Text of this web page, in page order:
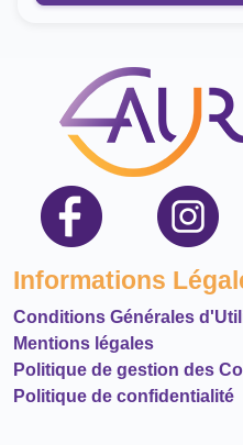
Informations
Conditions Générales
Mentions légales
Politique de gestion des
Politique de confidentialité